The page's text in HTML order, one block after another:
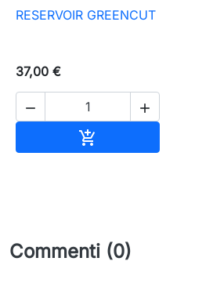
RESERVOIR GREENCUT
37,00 €
 

Commenti (0)